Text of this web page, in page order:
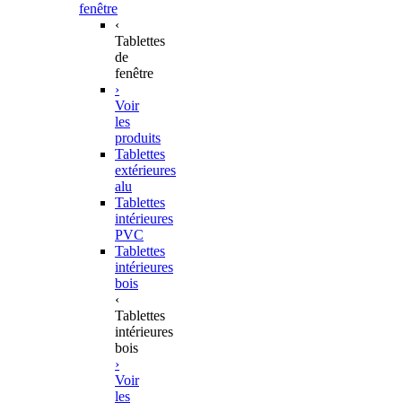
fenêtre
‹
Tablettes
de
fenêtre
›
Voir
les
produits
Tablettes
extérieures
alu
Tablettes
intérieures
PVC
Tablettes
intérieures
bois
‹
Tablettes
intérieures
bois
›
Voir
les